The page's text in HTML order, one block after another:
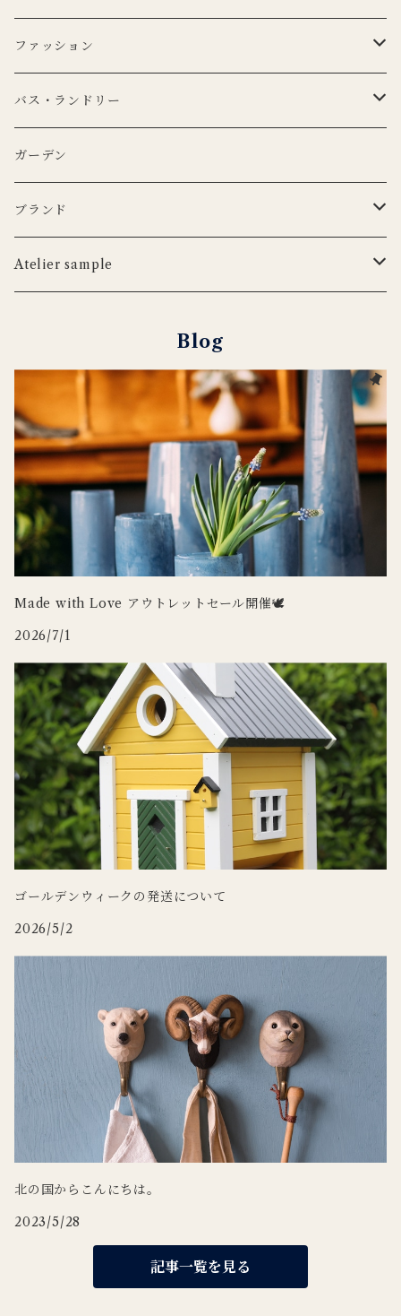
BERTOZZI
3RD CERAMICS
CARRON
KANEKO KOHYO POTTERY
マグカップ
CARRON
3RD CERAMICS
グラス
KIMOTO GLASS TOKYO
LSA
カトラリー
Cutipol
ナプキンリング
WILDLIFE GARDEN
ウッドボード
マイクロシリーズ
クラシックシリーズ
LEDキャンドル
LEDキャンドル
Uyuni Lithing
キャンドルホルダー
LSA
DEKO candle
アニマルフック
オブジェ
フラワーベース
Henry Dean
３RD CERAMICS
iittala
CARRON
OFFICINA NATURALIS
ルームシューズ
tronco
カードホルダー
ラグ
その他インテリア
WILDLIFE GARDEN
tronco
Doing
ぬいぐるみ
ピロー
ファッション
トートバッグ
CARRON
サスペンダー
BERTELLES
ポーチ
tronco
バス・ランドリー
タオル
ガーデン
ブランド
Blabla Kids
DOING GOODS
DUTCH DELUXES
OFFICINA NATURALIS
Uyuni Lighting
Zafferano
Atelier sample
フラワーベース
Blog
Made with Love アウトレットセール開催🕊
2026/7/1
ゴールデンウィークの発送について
2026/5/2
北の国からこんにちは。
2023/5/28
記事一覧を見る